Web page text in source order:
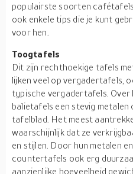
populairste soorten
ook enkele tips die je kunt
voor hen.
Toogtafels
Dit zijn rechthoekige tafels
lijken veel op vergadertafels,
typische vergadertafels. Over
balietafels een stevig
tafelblad. Het meest
waarschijnlijk dat ze
en stijlen. Door hun metalen
countertafels ook erg
aanzienlijke hoeveelheid